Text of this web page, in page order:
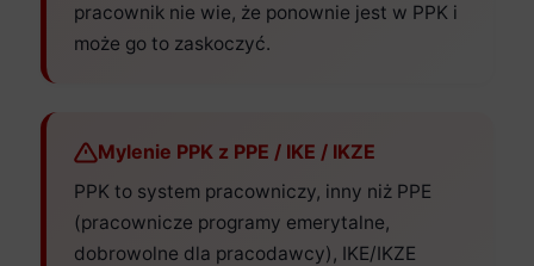
pracownik nie wie, że ponownie jest w PPK i
może go to zaskoczyć.
Mylenie PPK z PPE / IKE / IKZE
PPK to system pracowniczy, inny niż PPE
(pracownicze programy emerytalne,
dobrowolne dla pracodawcy), IKE/IKZE